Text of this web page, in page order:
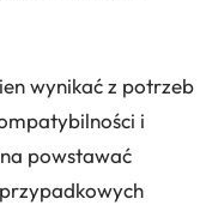
wynikać z potrzeb
i
powstawać